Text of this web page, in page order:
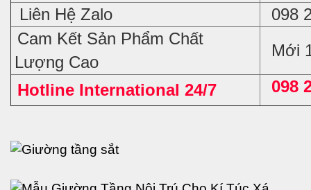
Liên Hệ Zalo
098
Cam Kết Sản Phẩm Chất
Lượng Cao
Mới
Hotline International 24/7 098